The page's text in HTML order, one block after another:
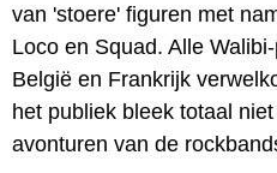
van 'stoere' figuren met
Loco en Squad. Alle
België en Frankrijk
het publiek bleek totaal
avonturen van de